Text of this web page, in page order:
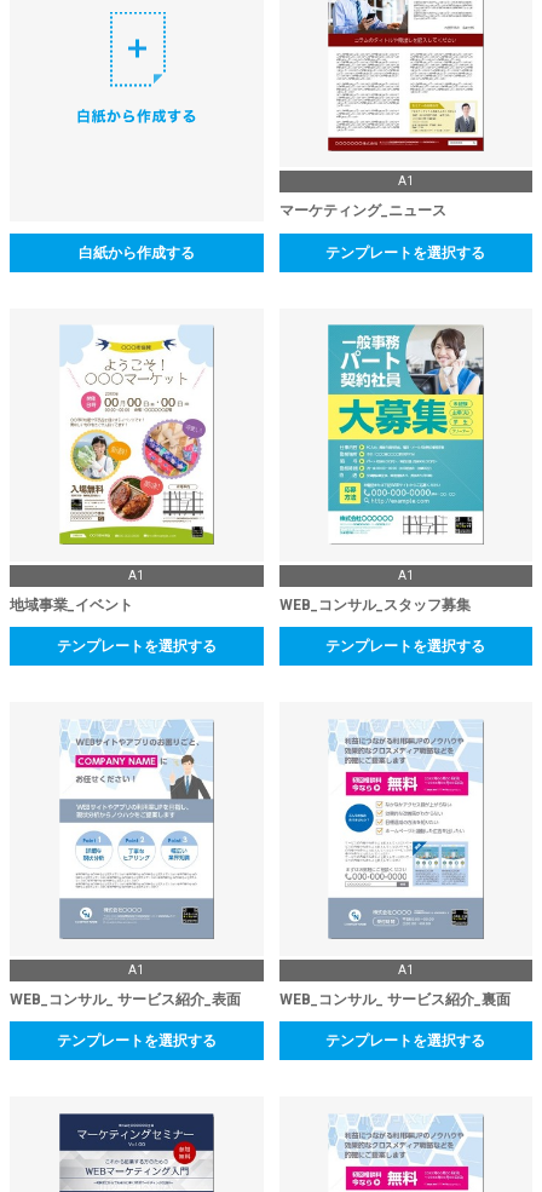
白紙から作成する
A1
マーケティング_ニュース
テンプレートを選択する
A1
地域事業_イベント
テンプレートを選択する
A1
WEB_コンサル_スタッフ募集
テンプレートを選択する
A1
WEB_コンサル_ サービス紹介_表面
テンプレートを選択する
A1
WEB_コンサル_ サービス紹介_裏面
テンプレートを選択する